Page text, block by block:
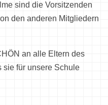
sind die Vorsitzenden
den anderen Mitgliedern
an alle Eltern des
sie für unsere Schule